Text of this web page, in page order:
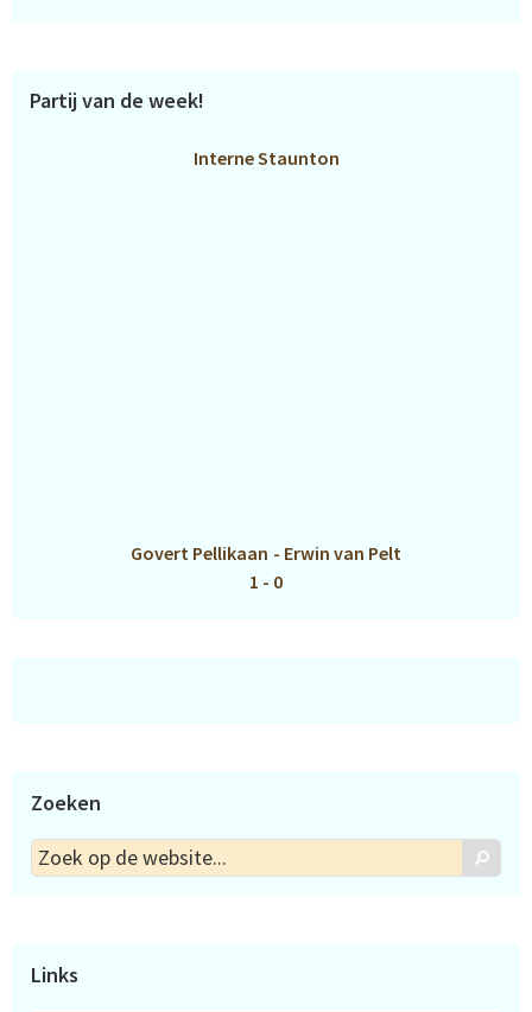
Partij van de week!
Interne Staunton
Govert Pellikaan - Erwin van Pelt
1 - 0
Zoeken
Zoek
op
Zoek
Links